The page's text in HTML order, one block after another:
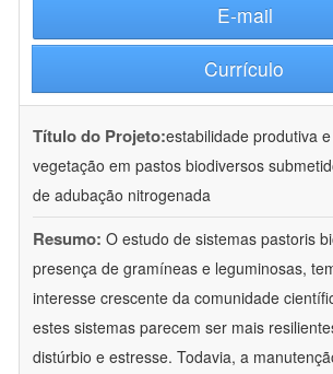
E-mail
Currículo
Título do Projeto:estabilidade produtiva
vegetação em pastos biodiversos
de adubação nitrogenada
Resumo: O estudo de sistemas pastoris
presença de gramíneas e leguminosas,
interesse crescente da comunidade
estes sistemas parecem ser mais
distúrbio e estresse. Todavia, a